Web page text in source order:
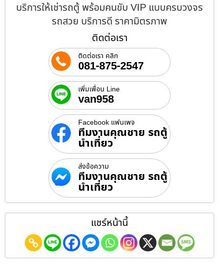
บริการให้เช่ารถตู้ พร้อมคนขับ VIP แบบครบวงจร
รถสวย บริการดี ราคามิตรภาพ
ติดต่อเรา
ติดต่อเรา คลิก
081-875-2547
เพิ่มเพื่อน Line
van958
Facebook แฟนเพจ
ทีมงานคุณชาย รถตู้
นำเที่ยว
ส่งข้อความ
ทีมงานคุณชาย รถตู้
นำเที่ยว
แชร์หน้านี้